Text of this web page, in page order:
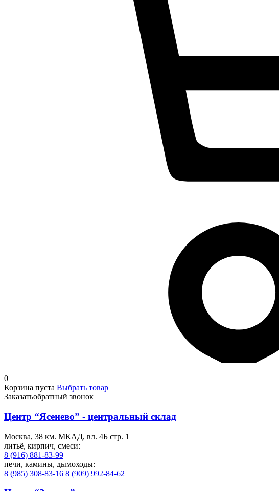
0
Корзина пуста Выбрать товар
Заказатьобратный звонок
Центр “Ясенево” - центральный склад
Москва, 38 км. МКАД, вл. 4Б стр. 1
литьё, кирпич, смеси:
8 (916) 881-83-99
печи, камины, дымоходы:
8 (985) 308-83-16 8 (909) 992-84-62